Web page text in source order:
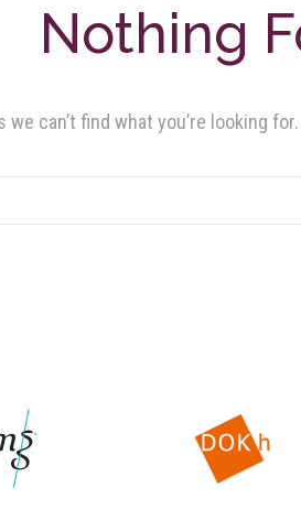
Nothing
we can’t find what you’re looking